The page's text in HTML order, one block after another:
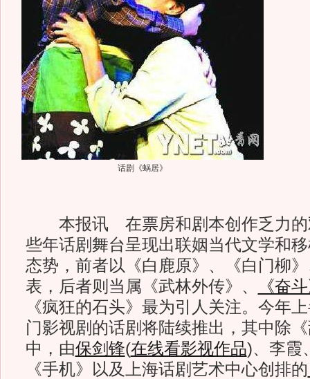
话剧《蜗居》
本报讯 在票房和剧本创作乏力的
些年话剧舞台呈现出联姻当代文学和
态势，前者以《白鹿原》、《白门柳
表，后者则当属《武林外传》、
《奋
《疯狂的石头》最为引人关注。今年
门影视剧的话剧将陆续推出，其中除
中，由保剑锋(在线看影视作品)、李霞
《手机》以及上海话剧艺术中心创排的